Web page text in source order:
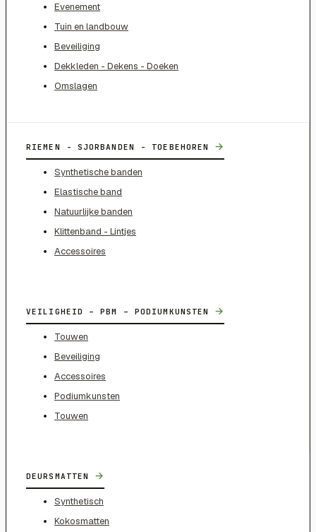
Evenement
Tuin en landbouw
Beveiliging
Dekkleden - Dekens - Doeken
Omslagen
RIEMEN - SJORBANDEN - TOEBEHOREN →
Synthetische banden
Elastische band
Natuurlijke banden
Klittenband - Lintjes
Accessoires
VEILIGHEID – PBM – PODIUMKUNSTEN →
Touwen
Beveiliging
Accessoires
Podiumkunsten
Touwen
DEURSMATTEN →
Synthetisch
Kokosmatten